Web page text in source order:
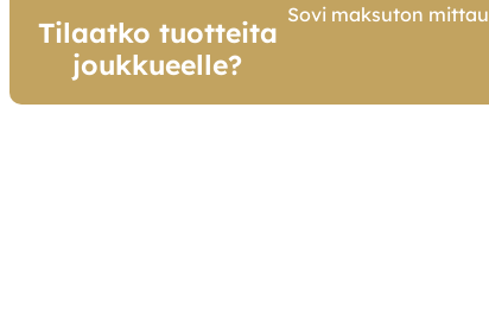
Tilaatko tuotteita
joukkueelle?
Sovi maksuton